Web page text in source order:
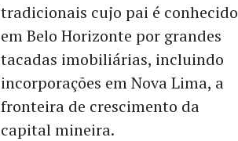
tradicionais cujo pai é conhecido
em Belo Horizonte por grandes
tacadas imobiliárias, incluindo
incorporações em Nova Lima, a
fronteira de crescimento da
capital mineira.